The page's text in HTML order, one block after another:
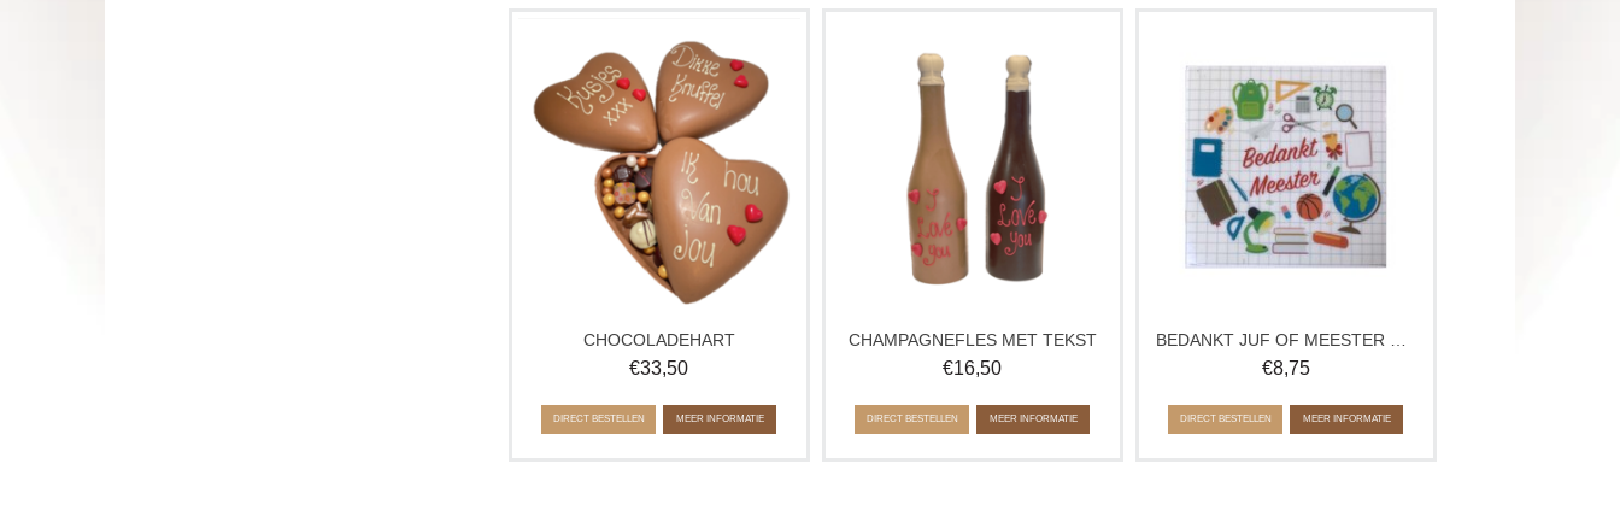
iemand! Verjaardag, bedankje,
Valentijn of gewoon zomaar. Vertel het
met chocolade!
Let op: bij invoer van een eigen tekst,
wordt alleen deze tekst op het hart
geschreven.
CHOCOLADEHART
€33,50
DIRECT BESTELLEN MEER INFORMATIE
cadeau? Deze champagnefles kan met
eigen tekst of logo. Neem contact met
ons op voor de mogelijkheden.
Ideaal als verjaardagscadeau of
relatiegeschenk.
CHAMPAGNEFLES MET TEKST
€16,50
DIRECT BESTELLEN MEER INFORMATIE
zetten. Bedank hem of haar voor de
inzet dit schooljaar.
Verkrijgbaar in wit, melk en puur. Op
elke smaakvariant is een laagje witte
chocolade aangebracht.
€8,75
DIRECT BESTELLEN MEER INFORMATIE